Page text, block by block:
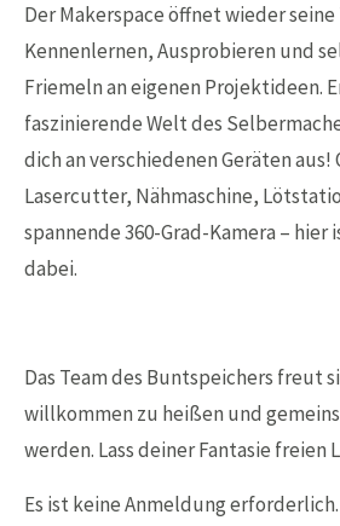
Der Makerspace öffnet wieder
Kennenlernen, Ausprobieren und
Friemeln an eigenen Projektideen.
faszinierende Welt des
dich an verschiedenen Geräten aus!
Lasercutter, Nähmaschine,
spannende 360-Grad-Kamera – hier
dabei.
Das Team des Buntspeichers freut
willkommen zu heißen und
werden. Lass deiner Fantasie freien
Es ist keine Anmeldung